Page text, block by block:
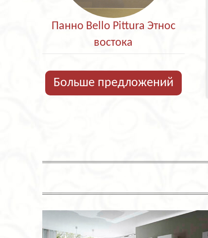
Панно Bello Pittura Этнос
востока
Больше предложений